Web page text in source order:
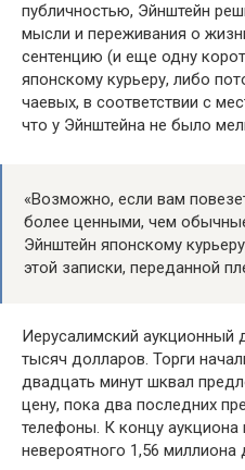
публичностью, Эйнштейн
мысли и переживания о
сентенцию (и еще одну
японскому курьеру, либо
чаевых, в соответствии с
что у Эйнштейна не было
«Возможно, если вам
более ценными, чем
Эйнштейн японскому
этой записки, переданной
Иерусалимский аукционный
тысяч долларов. Торги
двадцать минут шквал
цену, пока два последних
телефоны. К концу
невероятного 1,56 миллиона